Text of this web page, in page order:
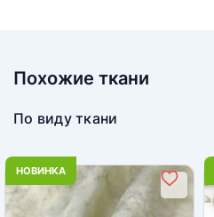
Похожие ткани
По виду ткани
НОВИНКА